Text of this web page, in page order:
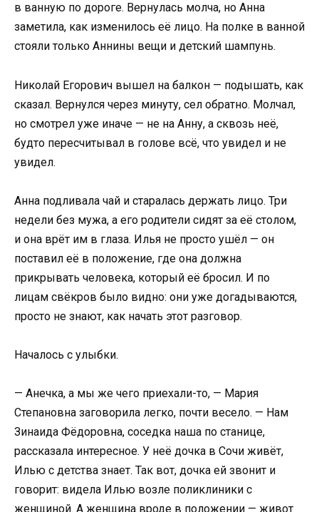
в ванную по дороге. Вернулась молча, но Анна
заметила, как изменилось её лицо. На полке в ванной
стояли только Аннины вещи и детский шампунь.
Николай Егорович вышел на балкон — подышать, как
сказал. Вернулся через минуту, сел обратно. Молчал,
но смотрел уже иначе — не на Анну, а сквозь неё,
будто пересчитывал в голове всё, что увидел и не
увидел.
Анна подливала чай и старалась держать лицо. Три
недели без мужа, а его родители сидят за её столом,
и она врёт им в глаза. Илья не просто ушёл — он
поставил её в положение, где она должна
прикрывать человека, который её бросил. И по
лицам свёкров было видно: они уже догадываются,
просто не знают, как начать этот разговор.
Началось с улыбки.
— Анечка, а мы же чего приехали-то, — Мария
Степановна заговорила легко, почти весело. — Нам
Зинаида Фёдоровна, соседка наша по станице,
рассказала интересное. У неё дочка в Сочи живёт,
Илью с детства знает. Так вот, дочка ей звонит и
говорит: видела Илью возле поликлиники с
женщиной. А женщина вроде в положении — живот